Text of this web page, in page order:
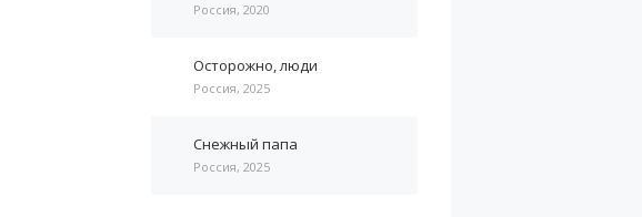
Россия, 2020
Осторожно, люди
Россия, 2025
Снежный папа
Россия, 2025